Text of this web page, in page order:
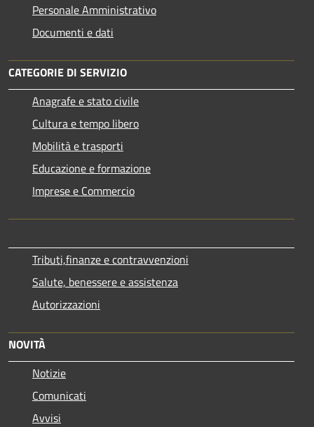
Personale Amministrativo
Documenti e dati
CATEGORIE DI SERVIZIO
Anagrafe e stato civile
Cultura e tempo libero
Mobilità e trasporti
Educazione e formazione
Imprese e Commercio
Tributi,finanze e contravvenzioni
Salute, benessere e assistenza
Autorizzazioni
NOVITÀ
Notizie
Comunicati
Avvisi